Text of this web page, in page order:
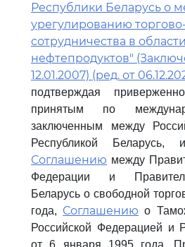
Республики Беларусь о
урегулированию
сотрудничества в
нефтепродуктов"
12.01.2007) (ред. от
подтверждая
принятым по
заключенным между
Республикой
Соглашению между
Федерации и
Беларусь о свободной
года, Соглашению о
Российской Федерацией и
от 6 января 1995 года,